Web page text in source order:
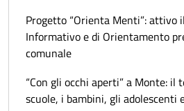
Progetto “Orienta Menti”: attivo
Informativo e di Orientamento
comunale
“Con gli occhi aperti” a Monte:
scuole, i bambini, gli adolescenti